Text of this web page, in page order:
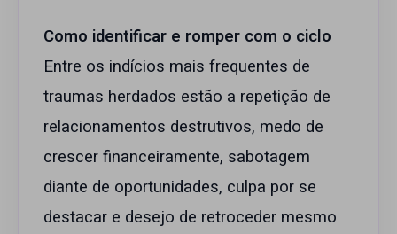
Como identificar e romper com o ciclo
Entre os indícios mais frequentes de
traumas herdados estão a repetição de
relacionamentos destrutivos, medo de
crescer financeiramente, sabotagem
diante de oportunidades, culpa por se
destacar e desejo de retroceder mesmo